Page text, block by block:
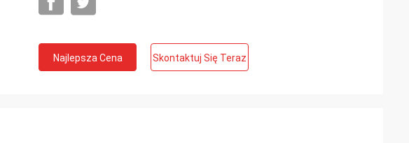
Najlepsza Cena Skontaktuj Się Teraz